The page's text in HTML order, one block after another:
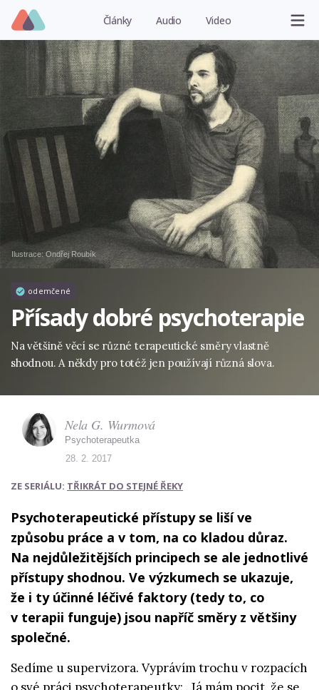
Články Audio Video
Ilustrace: Ondřej Roubík
odemčené
Přísady dobré psychoterapie
Na většině věcí se různé terapeutické směry vlastně
shodnou. A někdy pro totéž jen používají různá slova.
ZE SERIÁLU: TŘIKRÁT DO STEJNÉ ŘEKY
Psychoterapeutické přístupy se liší ve
způsobu práce a v tom, na co kladou důraz.
Na nejdůležitějších principech se ale jednotlivé
přístupy shodnou. Ve výzkumech se ukazuje,
že i ty účinné léčivé faktory (tedy to, co
v terapii funguje) jsou napříč směry z většiny
společné.
Sedíme u supervizora. Vyprávím trochu v rozpacích
Nela G. Wurmová
Psychoterapeutka
28. 2. 2017